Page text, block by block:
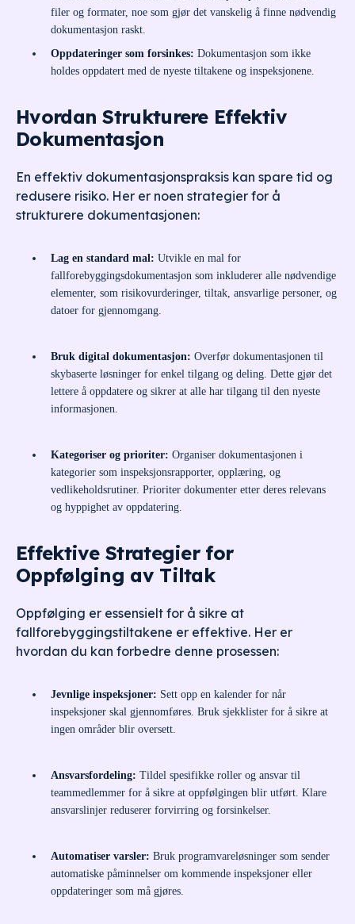
filer og formater, noe som gjør det vanskelig å finne nødvendig
dokumentasjon raskt.
Oppdateringer som forsinkes: Dokumentasjon som ikke
holdes oppdatert med de nyeste tiltakene og inspeksjonene.
Hvordan Strukturere Effektiv
Dokumentasjon
En effektiv dokumentasjonspraksis kan spare tid og
redusere risiko. Her er noen strategier for å
strukturere dokumentasjonen:
Lag en standard mal: Utvikle en mal for
fallforebyggingsdokumentasjon som inkluderer alle nødvendige
elementer, som risikovurderinger, tiltak, ansvarlige personer, og
datoer for gjennomgang.
Bruk digital dokumentasjon: Overfør dokumentasjonen til
skybaserte løsninger for enkel tilgang og deling. Dette gjør det
lettere å oppdatere og sikrer at alle har tilgang til den nyeste
informasjonen.
Kategoriser og prioriter: Organiser dokumentasjonen i
kategorier som inspeksjonsrapporter, opplæring, og
vedlikeholdsrutiner. Prioriter dokumenter etter deres relevans
og hyppighet av oppdatering.
Effektive Strategier for
Oppfølging av Tiltak
Oppfølging er essensielt for å sikre at
fallforebyggingstiltakene er effektive. Her er
hvordan du kan forbedre denne prosessen:
Jevnlige inspeksjoner: Sett opp en kalender for når
inspeksjoner skal gjennomføres. Bruk sjekklister for å sikre at
ingen områder blir oversett.
Ansvarsfordeling: Tildel spesifikke roller og ansvar til
teammedlemmer for å sikre at oppfølgingen blir utført. Klare
ansvarslinjer reduserer forvirring og forsinkelser.
Automatiser varsler: Bruk programvareløsninger som sender
automatiske påminnelser om kommende inspeksjoner eller
oppdateringer som må gjøres.